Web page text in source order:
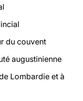
du couvent
augustinienne
Lombardie et à